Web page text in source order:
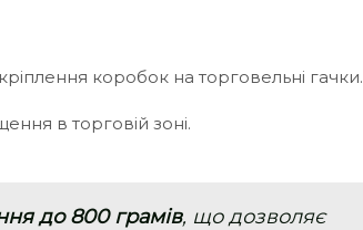
коробок на торговельні гачки.
в торговій зоні.
до 800 грамів, що дозволяє